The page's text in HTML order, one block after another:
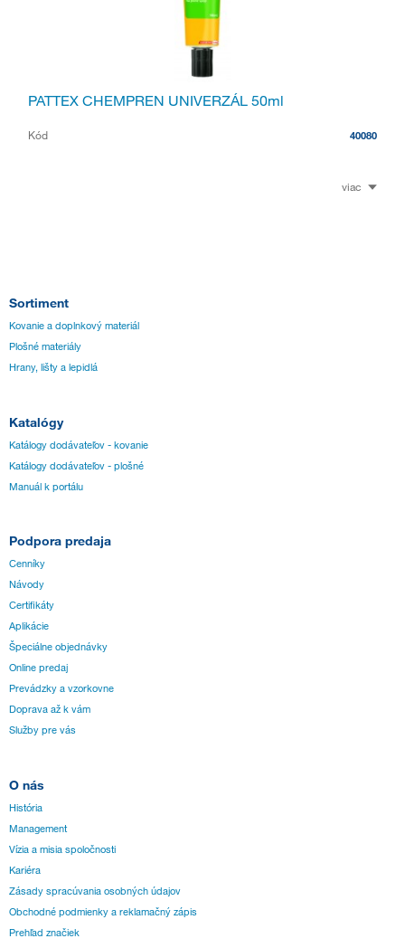
PATTEX CHEMPREN UNIVERZÁL 50ml
Kód 40080
viac
Sortiment
Kovanie a doplnkový materiál
Plošné materiály
Hrany, lišty a lepidlá
Katalógy
Katálogy dodávateľov - kovanie
Katálogy dodávateľov - plošné
Manuál k portálu
Podpora predaja
Cenníky
Návody
Certifikáty
Aplikácie
Špeciálne objednávky
Online predaj
Prevádzky a vzorkovne
Doprava až k vám
Služby pre vás
O nás
História
Management
Vízia a misia spoločnosti
Kariéra
Zásady spracúvania osobných údajov
Obchodné podmienky a reklamačný zápis
Prehľad značiek